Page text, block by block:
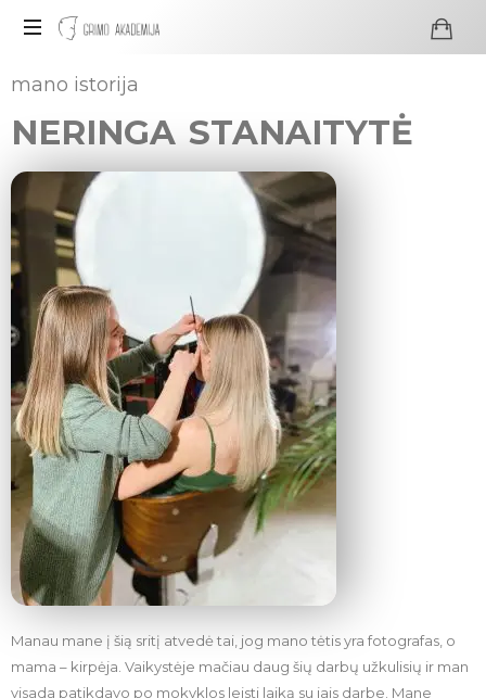
Profesionali
visažo
ir
grimo
mokykla
mano istorija
NERINGA STANAITYTĖ
Manau mane į šią sritį atvedė tai, jog mano tėtis yra fotografas, o
mama – kirpėja. Vaikystėje mačiau daug šių darbų užkulisių ir man
visada patikdavo po mokyklos leisti laiką su jais darbe. Mane